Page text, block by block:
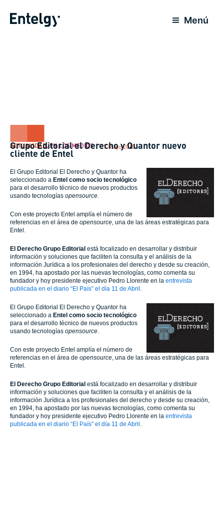
Menú
ACTUALIDAD ,EN LOS MEDIOS 27 Mayo 2010
Grupo Editorial el Derecho y Quantor nuevo
cliente de Entel
El Grupo Editorial El Derecho y Quantor ha
seleccionado a Entel como socio tecnológico
para el desarrollo técnico de nuevos productos
usando tecnologías opensource.
Con este proyecto Entel amplía el número de
referencias en el área de opensource, una de las áreas estratégicas para
Entel.
El Derecho Grupo Editorial está focalizado en desarrollar y distribuir
información y soluciones que faciliten la consulta y el análisis de la
información Jurídica a los profesionales del derecho y desde su creación,
en 1994, ha apostado por las nuevas tecnologías, como comenta su
fundador y hoy presidente ejecutivo Pedro Llorente en la entrevista
publicada en el diario “El País” el día 11 de Abril .
El Grupo Editorial El Derecho y Quantor ha
seleccionado a Entel como socio tecnológico
para el desarrollo técnico de nuevos productos
usando tecnologías opensource.
Con este proyecto Entel amplía el número de
referencias en el área de opensource, una de las áreas estratégicas para
Entel.
El Derecho Grupo Editorial está focalizado en desarrollar y distribuir
información y soluciones que faciliten la consulta y el análisis de la
información Jurídica a los profesionales del derecho y desde su creación,
en 1994, ha apostado por las nuevas tecnologías, como comenta su
fundador y hoy presidente ejecutivo Pedro Llorente en la entrevista
publicada en el diario “El País” el día 11 de Abril .